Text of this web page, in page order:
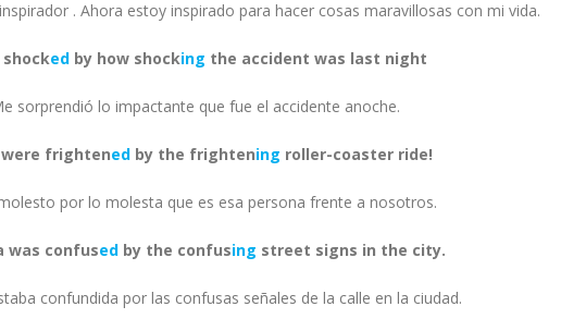
. Ahora estoy inspirado para hacer cosas maravillosas con mi vida.
shocked by how shocking the accident was last night
sorprendió lo impactante que fue el accidente anoche.
were frightened by the frightening roller-coaster ride!
por lo molesta que es esa persona frente a nosotros.
was confusedby the confusing street signs in the city.
confundida por las confusas señales de la calle en la ciudad.